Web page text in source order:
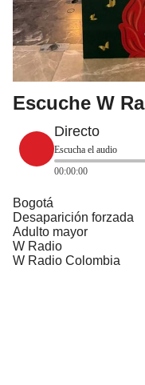
Escuche W
Directo
Escucha el audio
00:00:00
Bogotá
Desaparición forzada
Adulto mayor
W Radio
W Radio Colombia